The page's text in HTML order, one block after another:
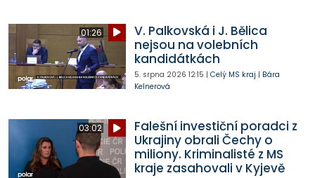
01:26
V. Palkovská i J. Bělica
nejsou na volebních
kandidátkách
5. srpna 2026 12:15 | Celý MS kraj | Bára
Kelnerová
03:02
Falešní investiční poradci z
Ukrajiny obrali Čechy o
miliony. Kriminalisté z MS
kraje zasahovali v Kyjevě